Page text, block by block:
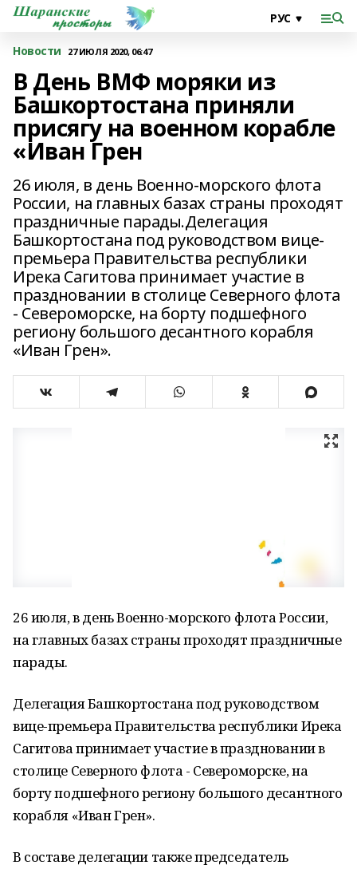
Новости 27 ИЮЛЯ 2020, 06:47
В День ВМФ моряки из
Башкортостана приняли
присягу на военном корабле
«Иван Грен
26 июля, в день Военно-морского флота
России, на главных базах страны проходят
праздничные парады.Делегация
Башкортостана под руководством вице-
премьера Правительства республики
Ирека Сагитова принимает участие в
праздновании в столице Северного флота
- Североморске, на борту подшефного
региону большого десантного корабля
«Иван Грен».
26 июля, в день Военно-морского флота России,
на главных базах страны проходят праздничные
парады.
Делегация Башкортостана под руководством
вице-премьера Правительства республики Ирека
Сагитова принимает участие в праздновании в
столице Северного флота - Североморске, на
борту подшефного региону большого десантного
корабля «Иван Грен».
В составе делегации также председатель